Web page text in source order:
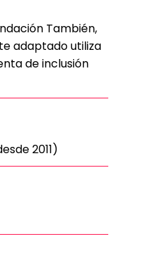
También,
adaptado utiliza
de inclusión
2011)